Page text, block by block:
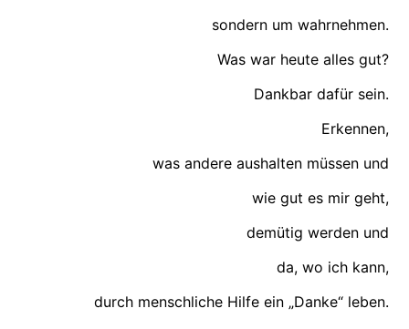
sondern um wahrnehmen.
Was war heute alles gut?
Dankbar dafür sein.
Erkennen,
was andere aushalten müssen und
wie gut es mir geht,
demütig werden und
da, wo ich kann,
durch menschliche Hilfe ein „Danke“ leben.